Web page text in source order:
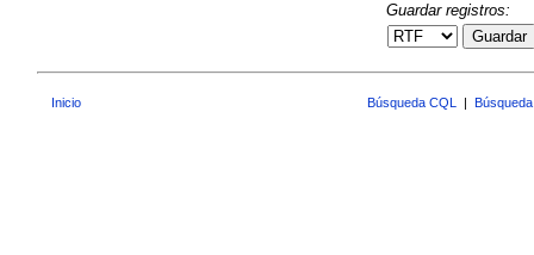
Guardar registros:
Guardar
Inicio Búsqueda CQL